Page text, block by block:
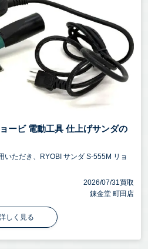
ービ 電動工具 仕上げサンダの
いただき、RYOBI サンダ S-555M リョ
2026/07/31買取
錬金堂 町田店
しく見る